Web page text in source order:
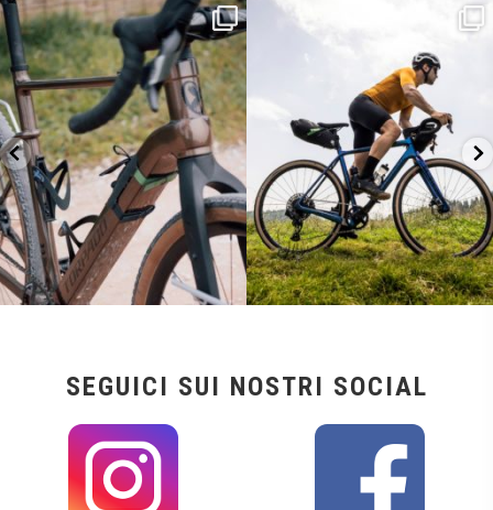
Kepler R è la gravel pensata per affrontare
lunghe...
26 0
Parte dalla strada, continua sulla ghiaia,
2
SEGUICI SUI NOSTRI SOCIAL